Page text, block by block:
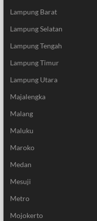
Lampung Barat
Lampung Selatan
Lampung Tengah
Lampung Timur
Lampung Utara
Majalengka
Malang
Maluku
Maroko
Medan
Mesuji
Metro
Mojokerto